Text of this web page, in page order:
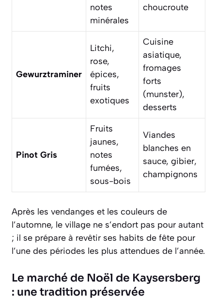
notes
minérales
choucroute
Gewurztraminer
Litchi,
rose,
épices,
fruits
exotiques
Cuisine
asiatique,
fromages
forts
(munster),
desserts
Pinot Gris
Fruits
jaunes,
notes
fumées,
sous-bois
Viandes
blanches en
sauce, gibier,
champignons
Après les vendanges et les couleurs de
l’automne, le village ne s’endort pas pour autant
; il se prépare à revêtir ses habits de fête pour
l’une des périodes les plus attendues de l’année.
Le marché de Noël de Kaysersberg
: une tradition préservée